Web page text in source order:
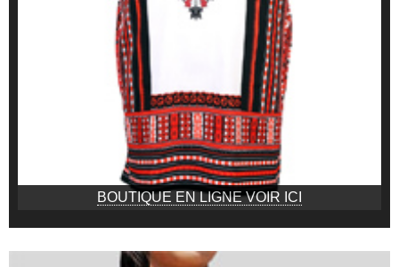
BOUTIQUE EN LIGNE VOIR ICI